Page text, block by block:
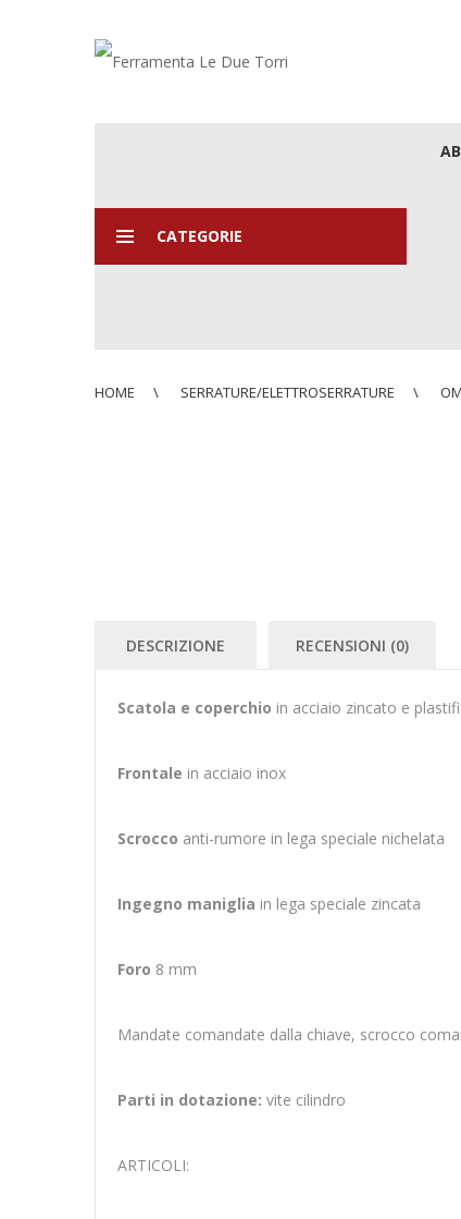
CATEGORIE
HOME SERRATURE/ELETTROSERRATURE
DESCRIZIONE RECENSIONI (0)
Scatola e coperchio in acciaio zincato e
Frontale in acciaio inox
Scrocco anti-rumore in lega speciale nichelata
Ingegno maniglia in lega speciale zincata
Foro 8 mm
Mandate comandate dalla chiave, scrocco
Parti in dotazione: vite cilindro
ARTICOLI: